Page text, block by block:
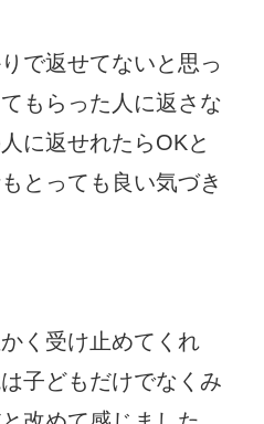
で返せてないと思っ
もらった人に返さな
に返せれたらOKと
とっても良い気づき
く受け止めてくれ
子どもだけでなくみ